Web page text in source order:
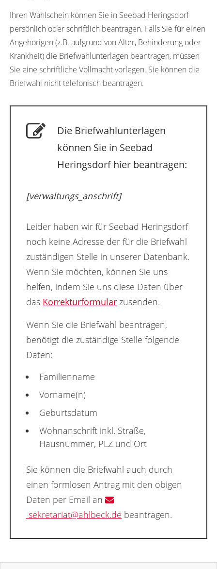
Ihren Wahlschein können Sie in Seebad Heringsdorf
persönlich oder schriftlich beantragen. Falls Sie für einen
Angehörigen (z.B. aufgrund von Alter, Behinderung oder
Krankheit) die Briefwahlunterlagen beantragen, müssen
Sie eine schriftliche Vollmacht vorlegen. Sie können die
Briefwahl nicht telefonisch beantragen.
Die Briefwahlunterlagen
können Sie in Seebad
Heringsdorf hier beantragen:
[verwaltungs_anschrift]
Leider haben wir für Seebad Heringsdorf
noch keine Adresse der für die Briefwahl
zuständigen Stelle in unserer Datenbank.
Wenn Sie möchten, können Sie uns
helfen, indem Sie uns diese Daten über
das Korrekturformular zusenden.
Wenn Sie die Briefwahl beantragen,
benötigt die zuständige Stelle folgende
Daten:
Familienname
Vorname(n)
Geburtsdatum
Wohnanschrift inkl. Straße,
Hausnummer, PLZ und Ort
Sie können die Briefwahl auch durch
einen formlosen Antrag mit den obigen
Daten per Email an
sekretariat@ahlbeck.de beantragen.